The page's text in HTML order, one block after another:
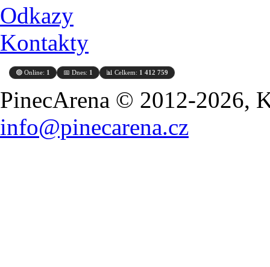
Odkazy
Kontakty
🟢 Online: 1 📅 Dnes: 1 📊 Celkem: 1 412 759
PinecArena © 2012-2026,
info@pinecarena.cz